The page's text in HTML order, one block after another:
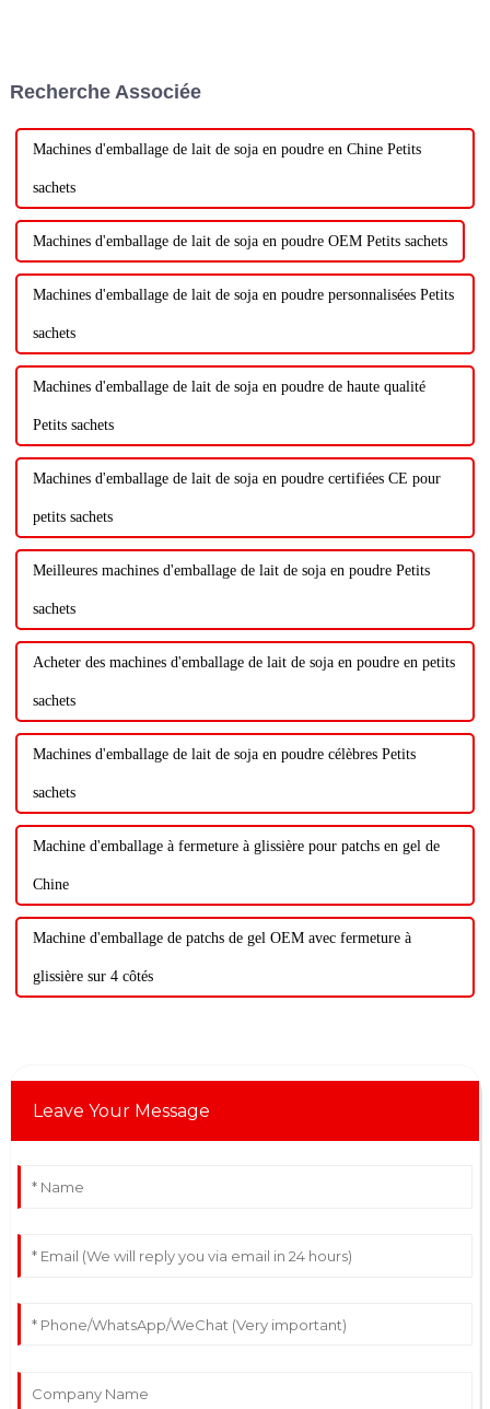
Recherche Associée
Machines d'emballage de lait de soja en poudre en Chine Petits
sachets
Machines d'emballage de lait de soja en poudre OEM Petits sachets
Machines d'emballage de lait de soja en poudre personnalisées Petits
sachets
Machines d'emballage de lait de soja en poudre de haute qualité
Petits sachets
Machines d'emballage de lait de soja en poudre certifiées CE pour
petits sachets
Meilleures machines d'emballage de lait de soja en poudre Petits
sachets
Acheter des machines d'emballage de lait de soja en poudre en petits
sachets
Machines d'emballage de lait de soja en poudre célèbres Petits
sachets
Machine d'emballage à fermeture à glissière pour patchs en gel de
Chine
Machine d'emballage de patchs de gel OEM avec fermeture à
glissière sur 4 côtés
Leave Your Message